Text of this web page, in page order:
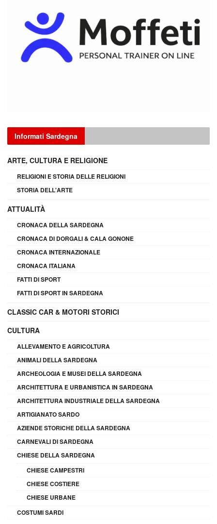
Informati Sardegna
ARTE, CULTURA E RELIGIONE
RELIGIONI E STORIA DELLE RELIGIONI
STORIA DELL'ARTE
ATTUALITÀ
CRONACA DELLA SARDEGNA
CRONACA DI DORGALI & CALA GONONE
CRONACA INTERNAZIONALE
CRONACA ITALIANA
FATTI DI SPORT
FATTI DI SPORT IN SARDEGNA
CLASSIC CAR & MOTORI STORICI
CULTURA
ALLEVAMENTO E AGRICOLTURA
ANIMALI DELLA SARDEGNA
ARCHEOLOGIA E MUSEI DELLA SARDEGNA
ARCHITETTURA E URBANISTICA IN SARDEGNA
ARCHITETTURA INDUSTRIALE DELLA SARDEGNA
ARTIGIANATO SARDO
AZIENDE STORICHE DELLA SARDEGNA
CARNEVALI DI SARDEGNA
CHIESE DELLA SARDEGNA
CHIESE CAMPESTRI
CHIESE COSTIERE
CHIESE URBANE
COSTUMI SARDI